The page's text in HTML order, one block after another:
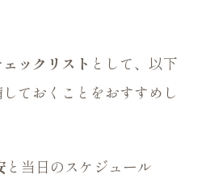
ックリスト として、以下
ておくことをおすすめし
と当日のスケジュール